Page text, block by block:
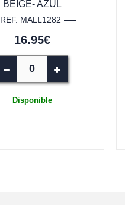
BEIGE- AZUL
REF. MALL1282
16.95€
Disponible